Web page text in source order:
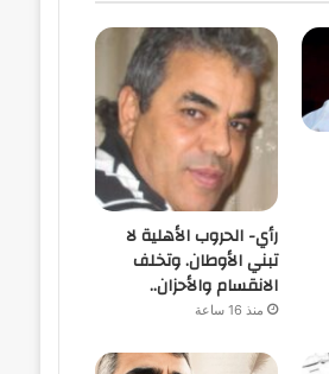
رأي- الحروب الأهلية لا
تبني الأوطان. وتخلف
الانقسام والأحزان..
منذ 16 ساعة